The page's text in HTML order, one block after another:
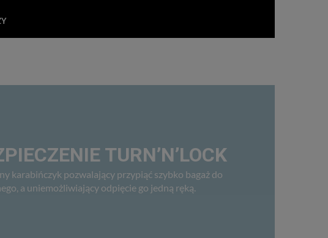
TURN’N’LOCK
karabińczyk pozwalający przypiąć szybko bagaż do
a uniemożliwiający odpięcie go jedną ręką.